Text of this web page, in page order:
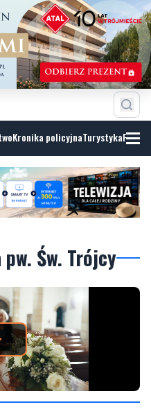
Kronika policyjnaTurystyka
Św. Trójcy